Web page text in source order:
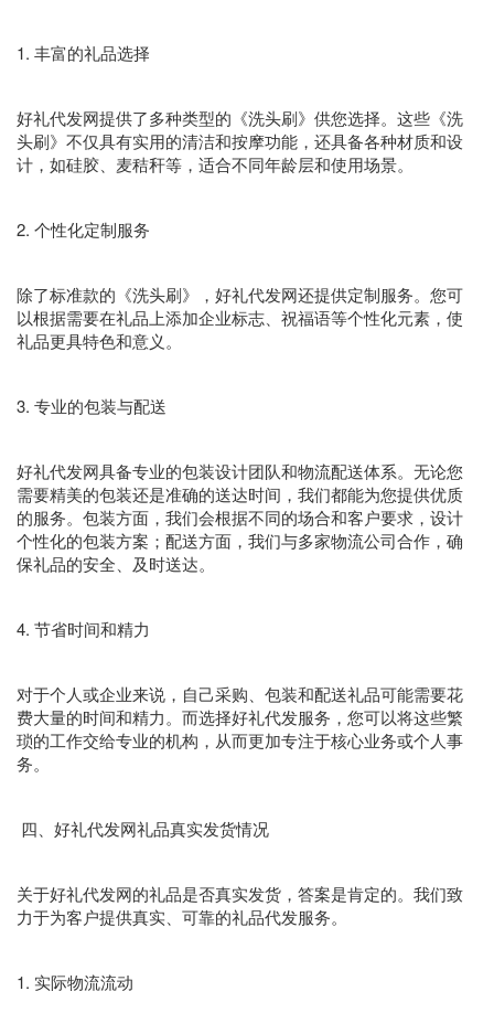
1. 丰富的礼品选择
好礼代发网提供了多种类型的《洗头刷》供您选择。这些《洗
头刷》不仅具有实用的清洁和按摩功能，还具备各种材质和设
计，如硅胶、麦秸秆等，适合不同年龄层和使用场景。
2. 个性化定制服务
除了标准款的《洗头刷》，好礼代发网还提供定制服务。您可
以根据需要在礼品上添加企业标志、祝福语等个性化元素，使
礼品更具特色和意义。
3. 专业的包装与配送
好礼代发网具备专业的包装设计团队和物流配送体系。无论您
需要精美的包装还是准确的送达时间，我们都能为您提供优质
的服务。包装方面，我们会根据不同的场合和客户要求，设计
个性化的包装方案；配送方面，我们与多家物流公司合作，确
保礼品的安全、及时送达。
4. 节省时间和精力
对于个人或企业来说，自己采购、包装和配送礼品可能需要花
费大量的时间和精力。而选择好礼代发服务，您可以将这些繁
琐的工作交给专业的机构，从而更加专注于核心业务或个人事
务。
四、好礼代发网礼品真实发货情况
关于好礼代发网的礼品是否真实发货，答案是肯定的。我们致
力于为客户提供真实、可靠的礼品代发服务。
1. 实际物流流动